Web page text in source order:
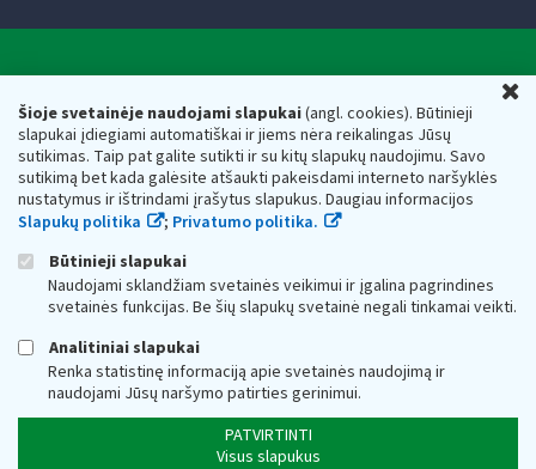
Šioje svetainėje naudojami slapukai(angl. cookies). Būtinieji
slapukai įdiegiami automatiškai ir jiems nėra reikalingas Jūsų
sutikimas. Taip pat galite sutikti ir su kitų slapukų naudojimu. Savo
sutikimą bet kada galėsite atšaukti pakeisdami interneto naršyklės
nustatymus ir ištrindami įrašytus slapukus. Daugiau informacijos
Slapukų politika
; Privatumo politika.
Būtinieji slapukai
Naudojami sklandžiam svetainės veikimui ir įgalina pagrindines
svetainės funkcijas. Be šių slapukų svetainė negali tinkamai veikti.
Analitiniai slapukai
Renka statistinę informaciją apie svetainės naudojimą ir
naudojami Jūsų naršymo patirties gerinimui.
PATVIRTINTI
Visus slapukus
Respublikos finansų ministerijos
Biudžetinė įstaiga. Juridinio asmens kodas — 188659752,
adresas: Vasario 16-osios g. 14, 01107 Vilnius, Lietuva, el.paštas:
vmi@vmi.lt, E. pristatymo dėžutės adresas 188659752
Duomenys apie Valstybinę mokesčių inspekciją prie Lietuvos
Respublikos finansų ministerijos kaupiami ir saugomi Juridinių